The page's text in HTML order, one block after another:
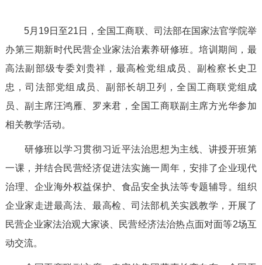
5月19日至21日，全国工商联、司法部在国家法官学院举
办第三期新时代民营企业家法治素养研修班。培训期间，最
高法副部级专委刘贵祥，最高检党组成员、副检察长史卫
忠，司法部党组成员、副部长胡卫列，全国工商联党组成
员、副主席汪鸿雁、罗来君，全国工商联副主席方光华参加
相关教学活动。
研修班以学习贯彻习近平法治思想为主线、讲授开班第
一课，并结合民营经济促进法实施一周年，安排了企业现代
治理、企业海外权益保护、食品安全执法等专题辅导。组织
企业家走进最高法、最高检、司法部机关实践教学，开展了
民营企业家法治观大家谈、民营经济法治热点面对面等2场互
动交流。